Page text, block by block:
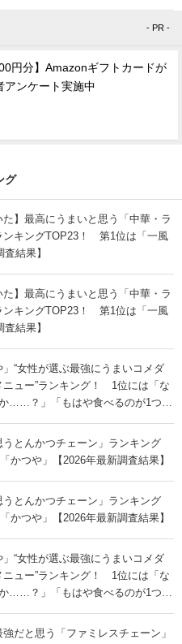
- PR -
円分】Amazonギフトカードが
アンケート実施中
グ
た】最高にうまいと思う「中華・ラ
ンキングTOP23！ 第1位は「一風
結果】
た】最高にうまいと思う「中華・ラ
ンキングTOP23！ 第1位は「一風
結果】
」“女性が選ぶ最強にうまいコメダ
ニュー”ランキング！ 1位には「な
……？」「もはや食べるのが1つの
うとんかつチェーン」ランキング
つや」【2026年最新調査結果】
うとんかつチェーン」ランキング
つや」【2026年最新調査結果】
」“女性が選ぶ最強にうまいコメダ
ニュー”ランキング！ 1位には「な
……？」「もはや食べるのが1つの
だと思う「ファミレスチェーン」